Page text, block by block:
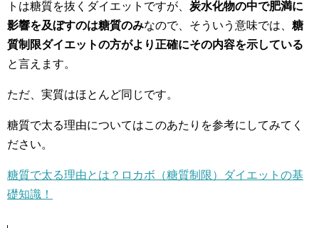
トは糖質を抜くダイエットですが、 炭水化物の中で肥満に
影響を及ぼすのは糖質のみなので、そういう意味では、 糖
質制限ダイエットの方がより正確にその内容を示している
と言えます。
ただ、実質はほとんど同じです。
糖質で太る理由についてはこのあたりを参考にしてみてく
ださい。
糖質で太る理由とは？ロカボ（糖質制限）ダイエットの基
礎知識！